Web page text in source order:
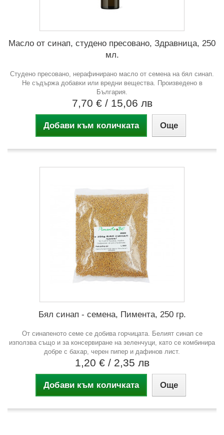
Масло от синап, студено пресовано, Здравница, 250
мл.
Студено пресовано, нерафинирано масло от семена на бял синап.
Не съдържа добавки или вредни вещества. Произведено в
България.
7,70 € / 15,06 лв
Добави към количката Още
Бял синап - семена, Пимента, 250 гр.
От синапеното семе се добива горчицата. Белият синап се
използва също и за консервиране на зеленчуци, като се комбинира
добре с бахар, черен пипер и дафинов лист.
1,20 € / 2,35 лв
Добави към количката Още